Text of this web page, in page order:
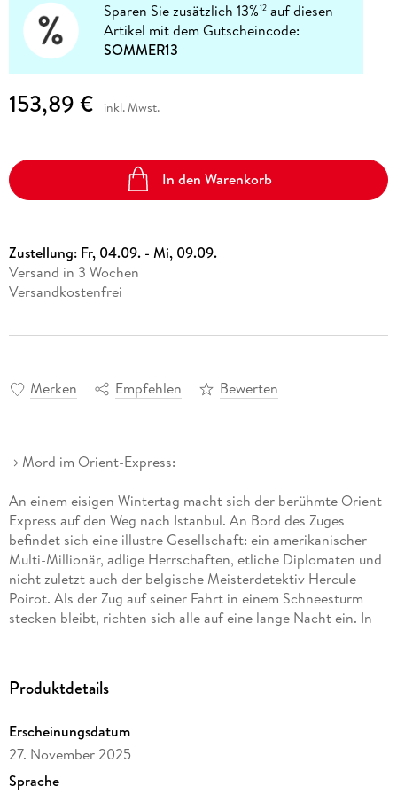
Sparen Sie zusätzlich 13%12 auf diesen
Artikel mit dem Gutscheincode:
SOMMER13
153,89 € inkl. Mwst.
In den Warenkorb
Zustellung: Fr, 04.09. - Mi, 09.09.
Versand in 3 Wochen
Versandkostenfrei
Merken Empfehlen Bewerten
-> Mord im Orient-Express:
An einem eisigen Wintertag macht sich der berühmte Orient
Express auf den Weg nach Istanbul. An Bord des Zuges
befindet sich eine illustre Gesellschaft: ein amerikanischer
Multi-Millionär, adlige Herrschaften, etliche Diplomaten und
nicht zuletzt auch der belgische Meisterdetektiv Hercule
Poirot. Als der Zug auf seiner Fahrt in einem Schneesturm
stecken bleibt, richten sich alle auf eine lange Nacht ein. In
Jeder der Reisenden könnte der Mörder sein. Hercule Poirot
Produktdetails
Erscheinungsdatum
27. November 2025
Sprache